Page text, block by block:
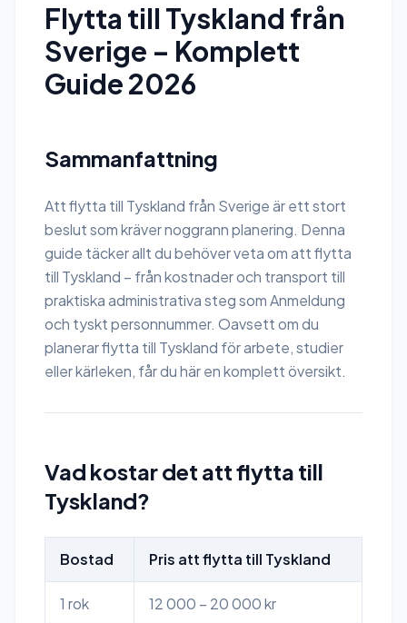
Flytta till Tyskland från
Sverige – Komplett
Guide 2026
Sammanfattning
Att flytta till Tyskland från Sverige är ett stort
beslut som kräver noggrann planering. Denna
guide täcker allt du behöver veta om att flytta
till Tyskland – från kostnader och transport till
praktiska administrativa steg som Anmeldung
och tyskt personnummer. Oavsett om du
planerar flytta till Tyskland för arbete, studier
eller kärleken, får du här en komplett översikt.
Vad kostar det att flytta till
Tyskland?
Bostad Pris att flytta till Tyskland
1 rok 12 000 – 20 000 kr